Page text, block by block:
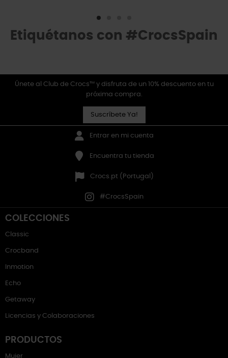
Etiquétanos con #CrocsSpain
Únete al Club de Crocs™ y disfruta de un 10% descuento en tu
próxima compra.
Suscríbete Ya!
Entrar en mi cuenta
Encuentra tu tienda
Crocs.pt (Portugal)
#CrocsSpain
COLECCIONES
Classic
Crocband
Inmotion
Echo
Getaway
Licencias y Colaboraciones
PRODUCTOS
Mujer